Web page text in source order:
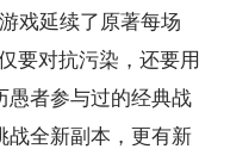
戏延续了原著每场
要对抗污染，还要用
愚者参与过的经典战
战全新副本，更有新